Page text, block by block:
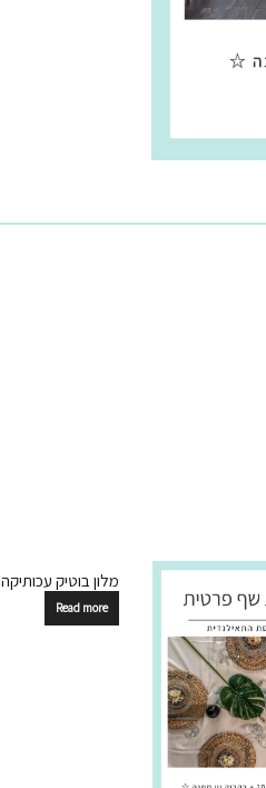
מלון בוטיק עכותיקה
Read more